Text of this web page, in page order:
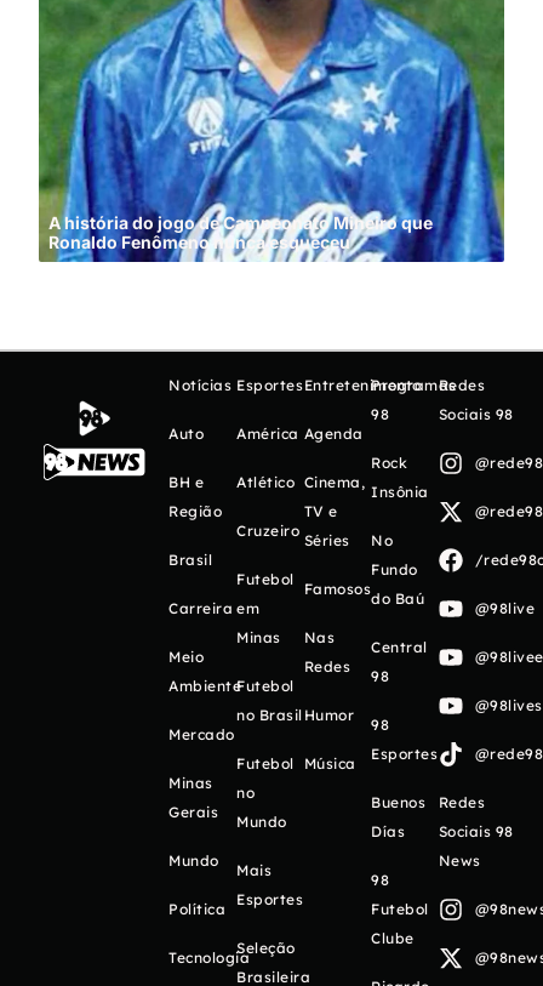
A história do jogo de Campeonato Mineiro que
Ronaldo Fenômeno nunca esqueceu
Notícias
Auto
BH e
Região
Brasil
Carreira
Meio
Ambiente
Mercado
Minas
Gerais
Mundo
Política
Tecnologia
Esportes
América
Atlético
Cruzeiro
Futebol
em
Minas
Futebol
no Brasil
Futebol
no
Mundo
Mais
Esportes
Seleção
Brasileira
Entretenimento
Agenda
Cinema,
TV e
Séries
Famosos
Nas
Redes
Humor
Música
Programas
98
Rock
Insônia
No
Fundo
do Baú
Central
98
98
Esportes
Buenos
Días
98
Futebol
Clube
Redes
Sociais 98
/
@98live
Redes
Sociais 98
News